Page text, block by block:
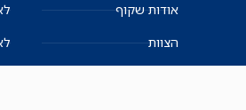
אודות שקוף
הצוות